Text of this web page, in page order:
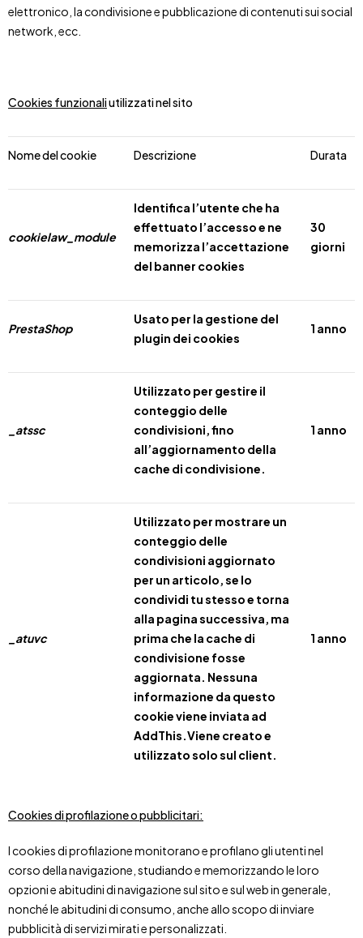
elettronico, la condivisione e pubblicazione di contenuti sui social
network, ecc.
Cookies funzionaliutilizzati nel sito
Nome del cookie Descrizione Durata
cookielaw_module
Identifica l’utente che ha
effettuato l’accesso e ne
memorizza l’accettazione
del banner cookies
30
giorni
PrestaShop
Usato per la gestione del
plugin dei cookies
1 anno
_atssc
Utilizzato per gestire il
conteggio delle
condivisioni, fino
all’aggiornamento della
cache di condivisione.
1 anno
_atuvc
Utilizzato per mostrare un
conteggio delle
condivisioni aggiornato
per un articolo, se lo
condividi tu stesso e torna
alla pagina successiva, ma
prima che la cache di
condivisione fosse
aggiornata. Nessuna
informazione da questo
cookie viene inviata ad
AddThis.Viene creato e
utilizzato solo sul client.
1 anno
Cookies di profilazione o pubblicitari:
I cookies di profilazione monitorano e profilano gli utenti nel
corso della navigazione, studiando e memorizzando le loro
opzioni e abitudini di navigazione sul sito e sul web in generale,
nonché le abitudini di consumo, anche allo scopo di inviare
pubblicità di servizi mirati e personalizzati.